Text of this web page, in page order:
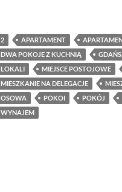
2 APARTAMENT
DWA POKOJE Z KUCHNIĄ
LOKALI
MIEJSCE POSTOJOWE
MIESZKANIE NA DELEGACJE
OSOWA
POKOI POKÓJ
WYNAJEM